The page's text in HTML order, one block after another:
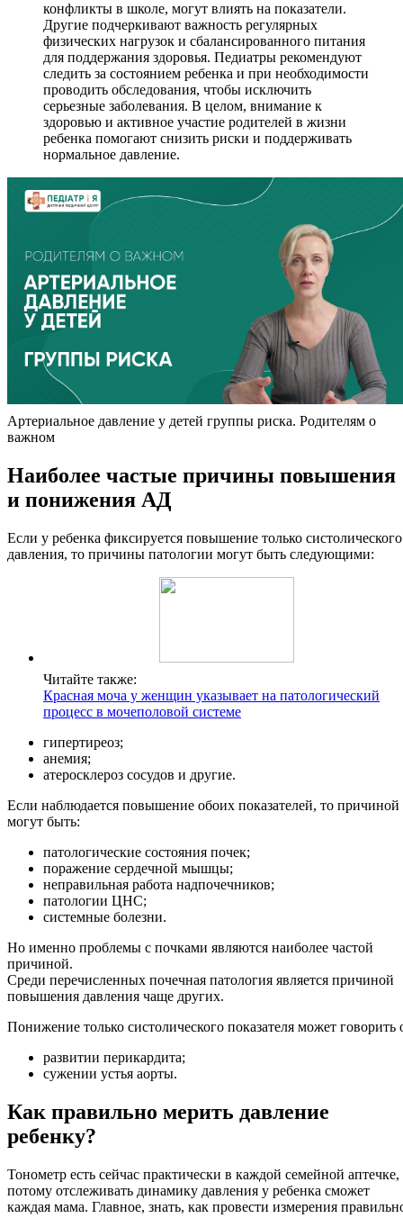
конфликты в школе, могут влиять на показатели.
Другие подчеркивают важность регулярных
физических нагрузок и сбалансированного питания
для поддержания здоровья. Педиатры рекомендуют
следить за состоянием ребенка и при необходимости
проводить обследования, чтобы исключить
серьезные заболевания. В целом, внимание к
здоровью и активное участие родителей в жизни
ребенка помогают снизить риски и поддерживать
нормальное давление.
Артериальное давление у детей группы риска. Родителям о
важном
Наиболее частые причины повышения
и понижения АД
Если у ребенка фиксируется повышение только систолического
давления, то причины патологии могут быть следующими:
Читайте также:
Красная моча у женщин указывает на патологический
процесс в мочеполовой системе
гипертиреоз;
анемия;
атеросклероз сосудов и другие.
Если наблюдается повышение обоих показателей, то причиной
могут быть:
патологические состояния почек;
поражение сердечной мышцы;
неправильная работа надпочечников;
патологии ЦНС;
системные болезни.
Но именно проблемы с почками являются наиболее частой
причиной.
Среди перечисленных почечная патология является причиной
повышения давления чаще других.
Понижение только систолического показателя может говорить
развитии перикардита;
сужении устья аорты.
Как правильно мерить давление
ребенку?
Тонометр есть сейчас практически в каждой семейной аптечке,
потому отслеживать динамику давления у ребенка сможет
каждая мама. Главное, знать, как провести измерения